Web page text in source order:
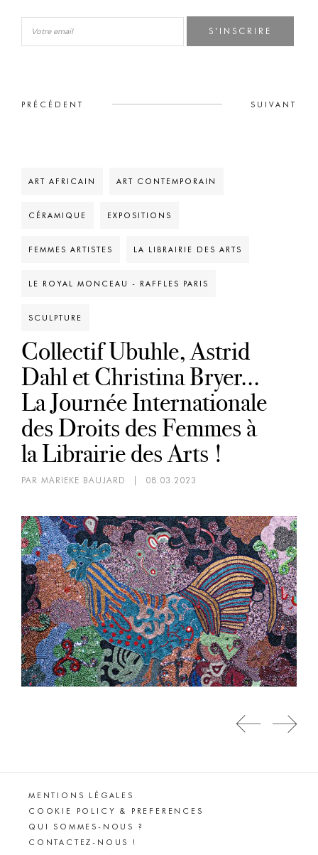
S'INSCRIRE
PRÉCÉDENT SUIVANT
ART AFRICAIN ART CONTEMPORAIN
CÉRAMIQUE EXPOSITIONS
FEMMES ARTISTES LA LIBRAIRIE DES ARTS
LE ROYAL MONCEAU - RAFFLES PARIS
SCULPTURE
Collectif Ubuhle, Astrid
Dahl et Christina Bryer...
La Journée Internationale
des Droits des Femmes à
la Librairie des Arts !
PAR MARIEKE BAUJARD 08.03.2023
MENTIONS LÉGALES
COOKIE POLICY & PREFERENCES
QUI SOMMES-NOUS ?
CONTACTEZ-NOUS !